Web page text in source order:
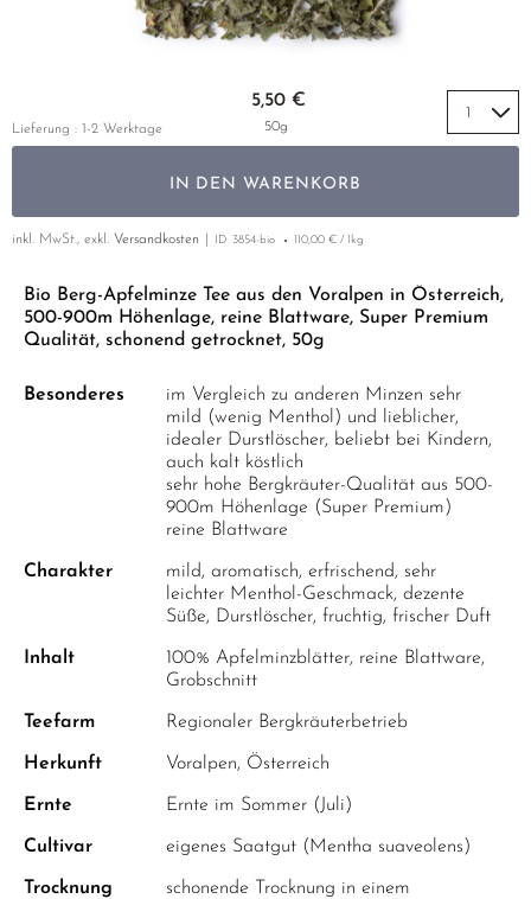
EMPFEHLUNGEN
GELBER TEE
SETS & GIFTS
PHOENIX DANCONG
ZHANGPING SHUI XIAN
JAPAN
THAILAND
EMPFEHLUNGEN
SETS & GIFTS
TÜRKEI
EMPFEHLUNGEN
SETS & GIFTS
NACH SORTE
Bio Berg-Apfelminze Tee aus den Voralpen in Österreich,
500-900m Höhenlage, reine Blattware, Super Premium
Qualität, schonend getrocknet, 50g
Besonderes
im Vergleich zu anderen Minzen sehr
mild (wenig Menthol) und lieblicher,
idealer Durstlöscher, beliebt bei Kindern,
auch kalt köstlich
sehr hohe Bergkräuter-Qualität aus 500-
900m Höhenlage (Super Premium)
reine Blattware
Charakter
mild, aromatisch, erfrischend, sehr
leichter Menthol-Geschmack, dezente
Süße, Durstlöscher, fruchtig, frischer Duft
Inhalt
100% Apfelminzblätter, reine Blattware,
Grobschnitt
Teefarm Regionaler Bergkräuterbetrieb
Herkunft Voralpen, Österreich
Ernte Ernte im Sommer (Juli)
Cultivar eigenes Saatgut (Mentha suaveolens)
Trocknung
schonende Trocknung in einem
5,50 €
50g
IN DEN WARENKORB
Lieferung : 1-2 Werktage
inkl. MwSt., exkl. Versandkosten ID 3854-bio 110,00 € / 1kg